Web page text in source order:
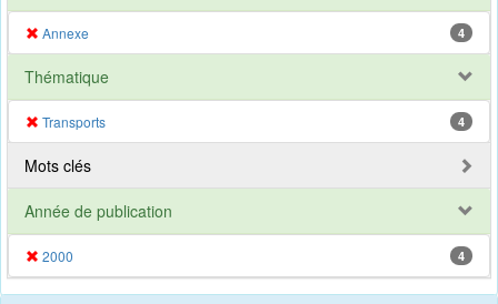
Annexe 4
Thématique
Transports 4
Mots clés
Année de publication
2000 4